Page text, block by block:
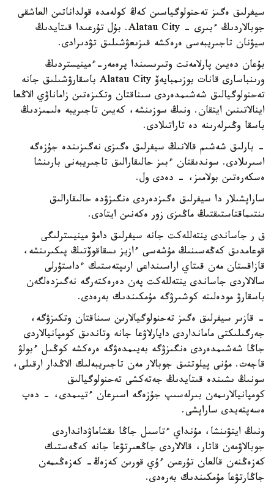
سيفرلىق ەگىز تەحنولوگياسىن كەڭ كولەمدە قولداناتىن العاشقى
جوبالاردىڭ ءبىرى - Alatau City. بۇل تۇرعىدا قىتايدىڭ
سيۋنان تاجىريبەسى ەرەكشە قىزىعۋشىلىق تۋدىرادى.
بۇعان دەيىن پارلامەنت وتىرىسىندا پرەمەر-ءمينيستردىڭ
ورىنباسارى قانات بوزىمبايەۆ Alatau City باسقارۋشىلىق جانە
تەحنولوگيالىق شەشىمدەردى سىناقتان وتكىزەتىن زاماناۋي الاڭعا
اينالاتىنىن ايتقان. ونىڭ سوزىنشە، كەيىن تاجىريبە ەلىمىزدىڭ
باسقا وڭىرلەرىنە دە تاراتىلادى.
- بارلىق شەشىم قالانىڭ سيفرلىق ەگىزى نەگىزىندە جۇزەگە
اسىرىلادى. سوندىقتان ءبىز حالىقارالىق تاجىريبەنى بارىنشا
ەسكەرەتىن بولامىز، - دەدى ول.
ساراپشىلار دا سيفرلىق ەگىزدەردى ەنگىزۋدە حالىقارالىق
ىنتىماقتاستىقتىڭ ماڭىزى زور ەكەنىن ايتادى.
ق ر جاساندى ينتەللەكت جانە سيفرلىق دامۋ مينيسترلىگى
قوعامدىق كەڭەسىنىڭ مۇشەسى ءازيز ىسقاقوۆتىڭ پىكىرىنشە،
قازاقستان مەن قىتاي اراسىنداعى ارىپتەستىك ءداستۇرلى
سالالاردى جاساندى ينتەللەكت پەن دەرەكتەرگە نەگىزدەلگەن
باسقارۋ مودەلىنە كوشىرۋگە مۇمكىندىك بەرەدى.
- قازىر سيفرلىق ەگىز تەحنولوگيالارىن سىناقتان وتكىزۋگە،
جەرگىلىكتى مامانداردى دايارلاۋعا جانە وتاندىق كومپانيالاردى
جاڭا شەشىمدەردى ەنگىزۋگە بەيىمدەۋگە ەرەكشە كوڭىل ءبولۋ
قاجەت. مۇنى پيلوتتىق جوبالار مەن تاجىريبەلىك الاڭدار ارقىلى،
سونىڭ ىشىندە قىتايدىڭ جەتەكشى تەحنولوگيالىق
كومپانيالارىمەن بىرلەسىپ جۇزەگە اسىرعان ءتيىمدى، - دەپ
ەسەپتەيدى ساراپشى.
ونىڭ ايتۋىنشا، مۇنداي ءتاسىل جاڭا ىقشاماۋدانداردى
جوبالاۋمەن قاتار، قالالاردى جاڭعىرتۋعا جانە كەڭەستىك
كەزەڭنەن قالعان تۇرعىن ءۇي قورىن كەزەڭ- كەزەڭىمەن
جاڭارتۋعا مۇمكىندىك بەرەدى.